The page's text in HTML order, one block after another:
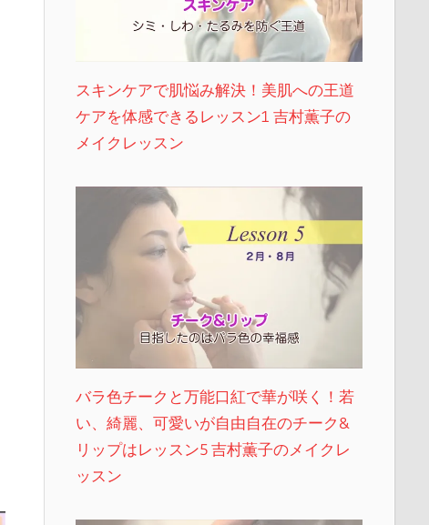
スキンケアで肌悩み解決！美肌への王道
ケアを体感できるレッスン1 吉村薫子の
メイクレッスン
バラ色チークと万能口紅で華が咲く！若
い、綺麗、可愛いが自由自在のチーク&
リップはレッスン5 吉村薫子のメイクレ
ッスン